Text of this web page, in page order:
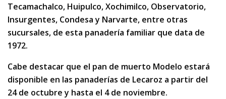
Tecamachalco, Huipulco, Xochimilco, Observatorio,
Insurgentes, Condesa y Narvarte, entre otras
sucursales, de esta panadería familiar que data de
1972.
Cabe destacar que el pan de muerto Modelo estará
disponible en las panaderías de Lecaroz a partir del
24 de octubre y hasta el 4 de noviembre.